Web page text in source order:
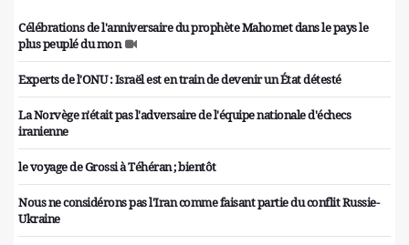
Célébrations de l'anniversaire du prophète Mahomet dans le pays le
plus peuplé du mon
Experts de l'ONU : Israël est en train de devenir un État détesté
La Norvège n'était pas l'adversaire de l'équipe nationale d'échecs
iranienne
le voyage de Grossi à Téhéran ; bientôt
Nous ne considérons pas l'Iran comme faisant partie du conflit Russie-
Ukraine